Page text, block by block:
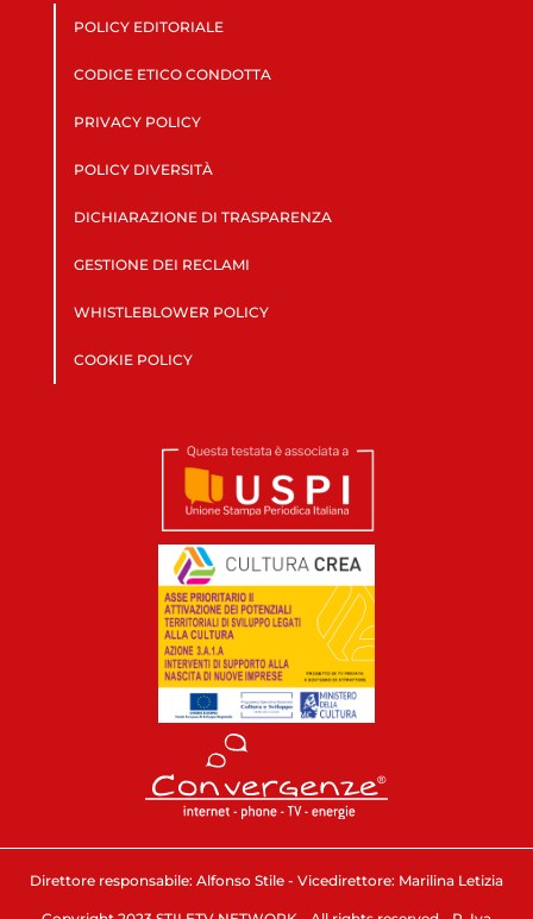
POLICY EDITORIALE
CODICE ETICO CONDOTTA
PRIVACY POLICY
POLICY DIVERSITÀ
DICHIARAZIONE DI TRASPARENZA
GESTIONE DEI RECLAMI
WHISTLEBLOWER POLICY
COOKIE POLICY
Direttore responsabile: Alfonso Stile - Vicedirettore: Marilina Letizia